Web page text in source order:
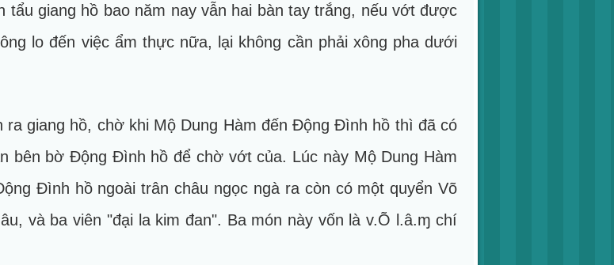
tẩu giang hồ bao năm nay vẫn hai bàn tay trắng, nếu vớt được
lo đến việc ẩm thực nữa, lại không cần phải xông pha dưới
giang hồ, chờ khi Mộ Dung Hàm đến Động Đình hồ thì đã có
bên bờ Động Đình hồ để chờ vớt của. Lúc này Mộ Dung Hàm
Đình hồ ngoài trân châu ngọc ngà ra còn có một quyển Võ
và ba viên "đại la kim đan". Ba món này vốn là v.Õ l.â.ɱ chí